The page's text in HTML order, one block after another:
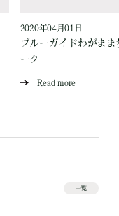
2020年04月01日
ブルーガイドわがま
ーク
Read more
一覧